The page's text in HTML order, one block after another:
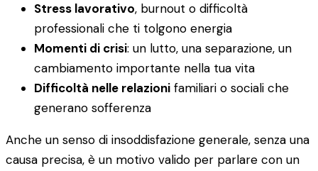
Stress lavorativo, burnout o difficoltà
professionali che ti tolgono energia
Momenti di crisi: un lutto, una separazione, un
cambiamento importante nella tua vita
Difficoltà nelle relazioni familiari o sociali che
generano sofferenza
Anche un senso di insoddisfazione generale, senza una
causa precisa, è un motivo valido per parlare con un